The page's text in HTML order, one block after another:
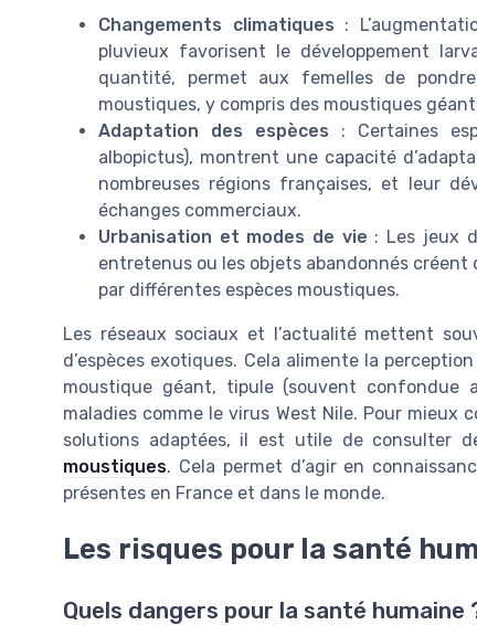
Changements climatiques :
pluvieux favorisent le développement
quantité, permet aux femelles de
moustiques, y compris des moustiques
Adaptation des espèces : Certaines
albopictus), montrent une capacité
nombreuses régions françaises, et leur
échanges commerciaux.
Urbanisation et modes de vie : Les jeux
entretenus ou les objets abandonnés
par différentes espèces moustiques.
Les réseaux sociaux et l’actualité mettent
d’espèces exotiques. Cela alimente la
moustique géant, tipule (souvent confondue
maladies comme le virus West Nile. Pour
solutions adaptées, il est utile de consulter
moustiques. Cela permet d’agir en
présentes en France et dans le monde.
Les risques pour la santé
Quels dangers pour la santé humaine